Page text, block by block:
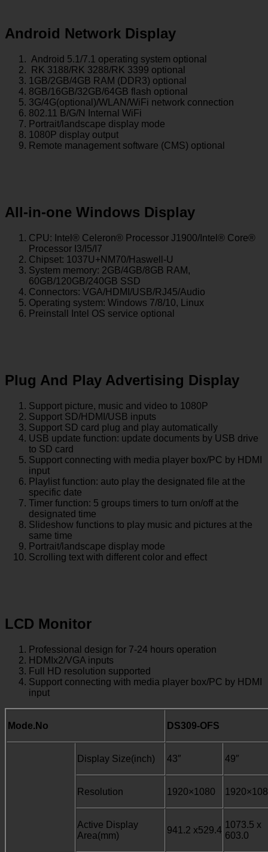
Android Network Display
Android 5.1/7.1 operating system optional
RK 3188/RK 3288/RK 3399 optional
1GB/2GB/4GB RAM (DDR3) optional
8GB/16GB/32GB/64GB flash optional
3G/4G(optional)/WLAN/WiFi network connection
802.11 B/G/N Internal WiFi
Portrait/landscape display mode
1080P display output
Remote management software (CMS) optional
All-in-one Windows Display
CPU: Intel® Celeron® Processor J1900/Intel® Core®
Processor I3/I5/I7
Chipset: 1037U+NM70/Haswell-U
System memory: 2GB/4GB/8GB RAM,
60GB/120GB/240GB SSD
Connectors: VGA/HDMI/USB/RJ45/Audio
Operating system: Windows 7/8/10, Linux
Preinstall Intel OS service optional
Plug And Play Advertising Display
Support picture, music and video to 1080P
Support SD/HDMI/USB inputs
Support SD card plug and play automatically
USB update function: update documents by USB drive
to SD card
Support connecting with media player box/PC by HDMI
input
Playlist function: auto play the designated file at the
specific date
Timer function: 5 groups timers to turn on/off at the
designated time
Slideshow functions to play music and pictures at the
same time
Portrait/landscape display mode
Scrolling text with different color and effect
LCD Monitor
Professional design for 7-24 hours operation
HDMIx2/VGA inputs
Full HD resolution supported
Support connecting with media player box/PC by HDMI
input
Mode.No DS309-OFS
Display Size(inch) 43″ 49″
Resolution 1920×1080
Active Display
Area(mm)
941.2 x529.4
1073.5 x
603.0